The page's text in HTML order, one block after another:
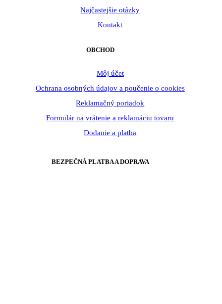
Najčastejšie otázky
Kontakt
OBCHOD
Môj účet
Ochrana osobných údajov a poučenie o cookies
Reklamačný poriadok
Formulár na vrátenie a reklamáciu tovaru
Dodanie a platba
BEZPEČNÁ PLATBA A DOPRAVA